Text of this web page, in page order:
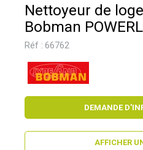
Nettoyeur de
Bobman
Réf : 66762
DEMANDE
AFFICHER